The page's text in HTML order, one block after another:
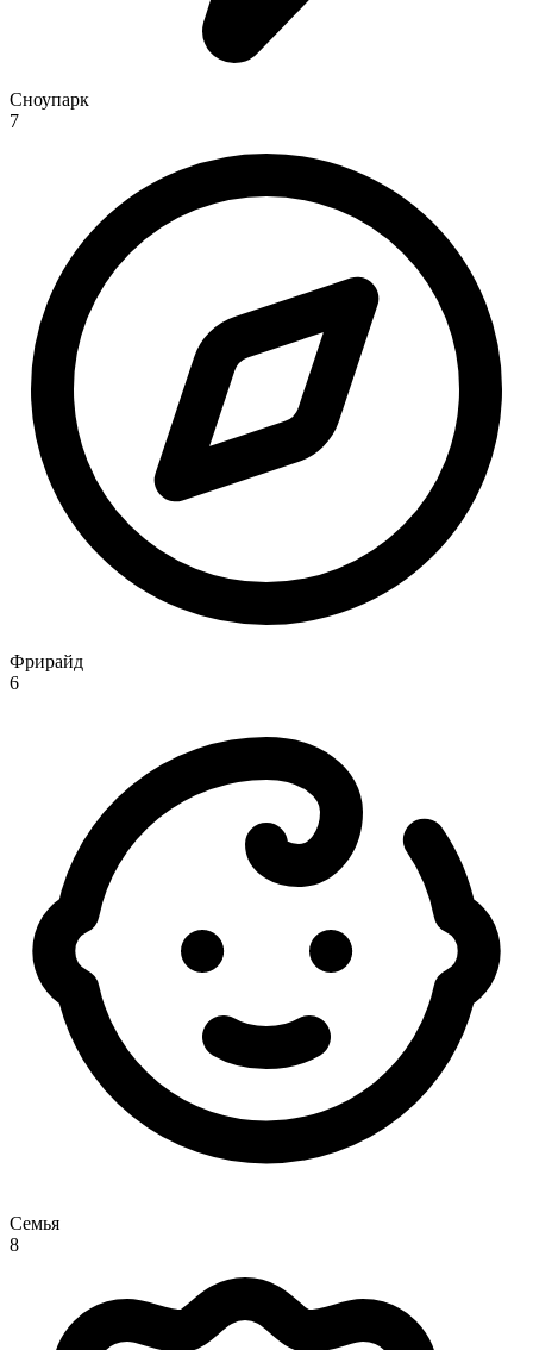
Сноупарк
7
Фрирайд
6
Семья
8